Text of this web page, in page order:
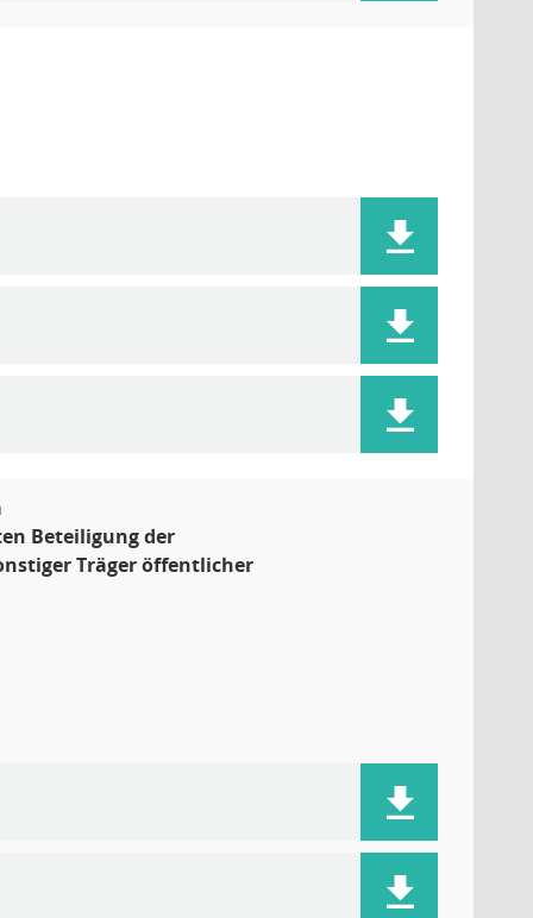
Beteiligung der
Träger öffentlicher